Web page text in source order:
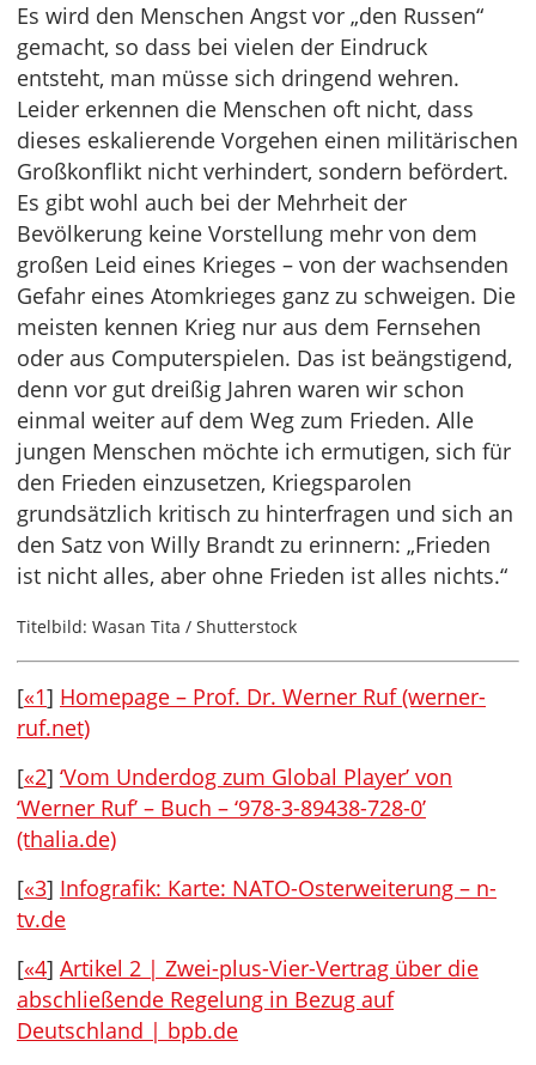
Es wird den Menschen Angst vor „den Russen“
gemacht, so dass bei vielen der Eindruck
entsteht, man müsse sich dringend wehren.
Leider erkennen die Menschen oft nicht, dass
dieses eskalierende Vorgehen einen militärischen
Großkonflikt nicht verhindert, sondern befördert.
Es gibt wohl auch bei der Mehrheit der
Bevölkerung keine Vorstellung mehr von dem
großen Leid eines Krieges – von der wachsenden
Gefahr eines Atomkrieges ganz zu schweigen. Die
meisten kennen Krieg nur aus dem Fernsehen
oder aus Computerspielen. Das ist beängstigend,
denn vor gut dreißig Jahren waren wir schon
einmal weiter auf dem Weg zum Frieden. Alle
jungen Menschen möchte ich ermutigen, sich für
den Frieden einzusetzen, Kriegsparolen
grundsätzlich kritisch zu hinterfragen und sich an
den Satz von Willy Brandt zu erinnern: „Frieden
ist nicht alles, aber ohne Frieden ist alles nichts.“
Titelbild: Wasan Tita / Shutterstock
[«1] Homepage – Prof. Dr. Werner Ruf (werner-
ruf.net)
[«2] ‘Vom Underdog zum Global Player’ von
‘Werner Ruf’ – Buch – ‘978-3-89438-728-0’
(thalia.de)
[«3] Infografik: Karte: NATO-Osterweiterung – n-
tv.de
[«4] Artikel 2 | Zwei-plus-Vier-Vertrag über die
abschließende Regelung in Bezug auf
Deutschland | bpb.de